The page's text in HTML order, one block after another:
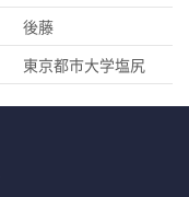
後藤
東京都市大学塩尻